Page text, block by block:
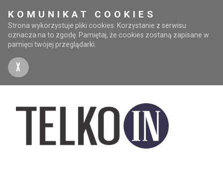
KOMUNIKAT COOKIES
Strona wykorzystuje pliki cookies. Korzystanie z serwisu
oznacza na to zgodę. Pamiętaj, że cookies zostaną zapisane w
pamięci twojej przeglądarki.
X